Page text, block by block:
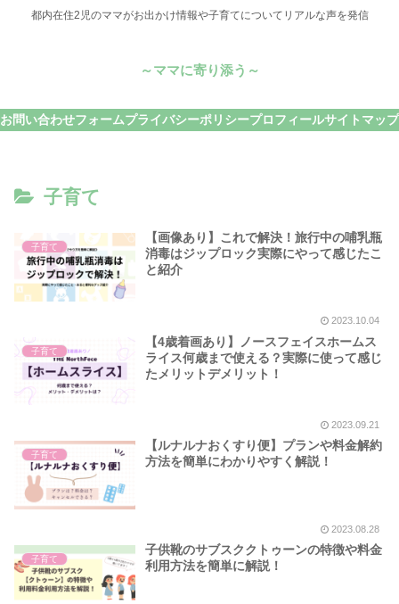
都内在住2児のママがお出かけ情報や子育てについてリアルな声を発信
～ママに寄り添う～
お問い合わせフォームプライバシーポリシープロフィールサイトマップ
子育て
子育て
【画像あり】これで解決！旅行中の哺乳瓶
消毒はジップロック実際にやって感じたこ
と紹介
2023.10.04
子育て
【4歳着画あり】ノースフェイスホームス
ライス何歳まで使える？実際に使って感じ
たメリットデメリット！
2023.09.21
子育て
【ルナルナおくすり便】プランや料金解約
方法を簡単にわかりやすく解説！
2023.08.28
子育て
子供靴のサブスククトゥーンの特徴や料金
利用方法を簡単に解説！